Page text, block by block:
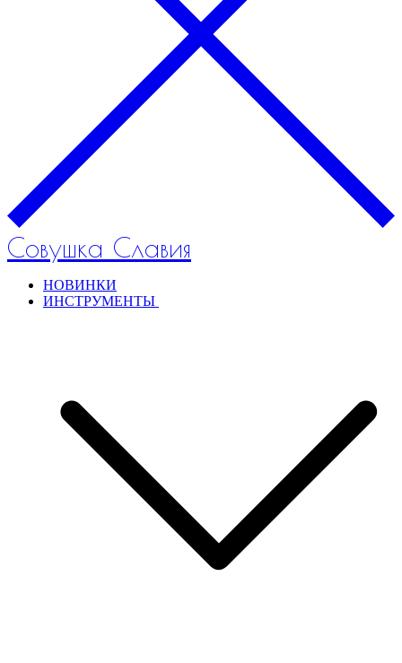
Совушка Славия
НОВИНКИ
ИНСТРУМЕНТЫ